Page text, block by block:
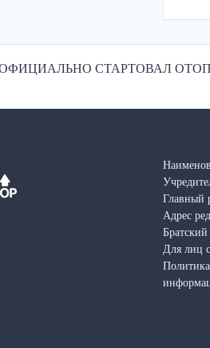
СТАРТОВАЛ
Главный
Адрес
Для лиц